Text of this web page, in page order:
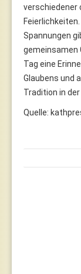
verschiedener
Spannungen
gemeinsamen
Tag eine
Glaubens und
Tradition in
Quelle: